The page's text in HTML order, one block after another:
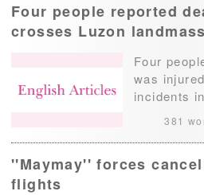
Four people reported
crosses Luzon landmass
Four
was
incidents
381
''Maymay'' forces
flights